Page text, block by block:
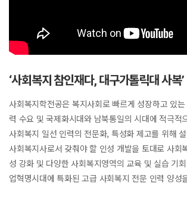
‘사회복지 참인재다, 대구가톨릭대 사복’
사회복지학전공은 복지사회로 빠르게 성장하고 있
력 수요 및 국제화시대와 남북통일의 시대에 적극적
사회복지 일선 인력의 전문화, 특성화 제고를 위해
사회복지사로서 갖춰야 할 인성 개발을 토대로 사회
성 강화 및 다양한 사회복지영역의 교육 및 실습 기
업혁명시대에 특화된 고급 사회복지 전문 인력 양성